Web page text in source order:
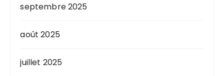
septembre 2025
août 2025
juillet 2025